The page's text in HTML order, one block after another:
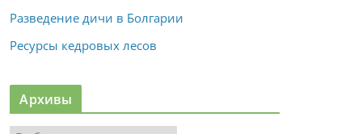
Разведение дичи в Болгарии
Ресурсы кедровых лесов
Архивы